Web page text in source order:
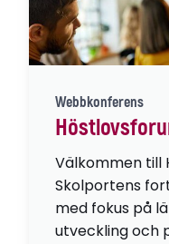
Webbkonferens
Välkommen till
Skolportens
med fokus på
utveckling och